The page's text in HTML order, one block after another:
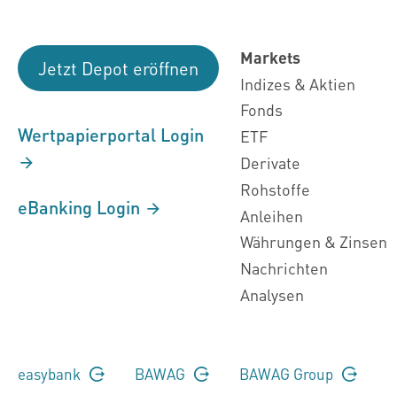
Jetzt Depot eröffnen
Wertpapierportal Login
eBanking Login
Markets
Indizes & Aktien
Fonds
ETF
Derivate
Rohstoffe
Anleihen
Währungen & Zinsen
Nachrichten
Analysen
easybank BAWAG BAWAG Group